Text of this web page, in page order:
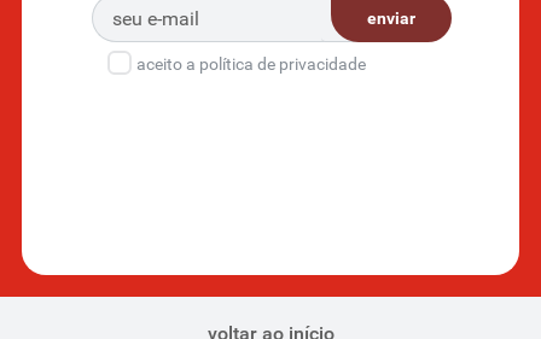
enviar
aceito a política de privacidade
voltar ao início